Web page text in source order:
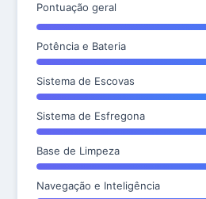
Pontuação geral
Potência e Bateria
Sistema de Escovas
Sistema de Esfregona
Base de Limpeza
Navegação e Inteligência